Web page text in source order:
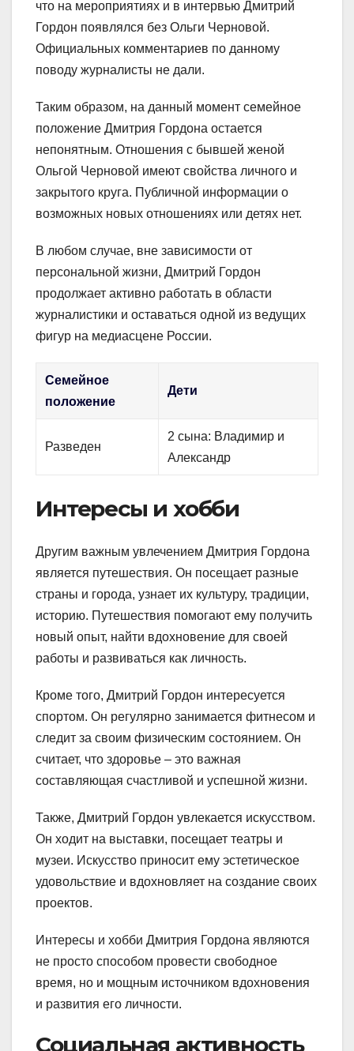
что на мероприятиях и в интервью Дмитрий
Гордон появлялся без Ольги Черновой.
Официальных комментариев по данному
поводу журналисты не дали.
Таким образом, на данный момент семейное
положение Дмитрия Гордона остается
непонятным. Отношения с бывшей женой
Ольгой Черновой имеют свойства личного и
закрытого круга. Публичной информации о
возможных новых отношениях или детях нет.
В любом случае, вне зависимости от
персональной жизни, Дмитрий Гордон
продолжает активно работать в области
журналистики и оставаться одной из ведущих
фигур на медиасцене России.
Семейное
положение
Дети
Разведен
2 сына: Владимир и
Александр
Интересы и хобби
Другим важным увлечением Дмитрия Гордона
является путешествия. Он посещает разные
страны и города, узнает их культуру, традиции,
историю. Путешествия помогают ему получить
новый опыт, найти вдохновение для своей
работы и развиваться как личность.
Кроме того, Дмитрий Гордон интересуется
спортом. Он регулярно занимается фитнесом и
следит за своим физическим состоянием. Он
считает, что здоровье – это важная
составляющая счастливой и успешной жизни.
Также, Дмитрий Гордон увлекается искусством.
Он ходит на выставки, посещает театры и
музеи. Искусство приносит ему эстетическое
удовольствие и вдохновляет на создание своих
проектов.
Интересы и хобби Дмитрия Гордона являются
не просто способом провести свободное
время, но и мощным источником вдохновения
и развития его личности.
Социальная активность